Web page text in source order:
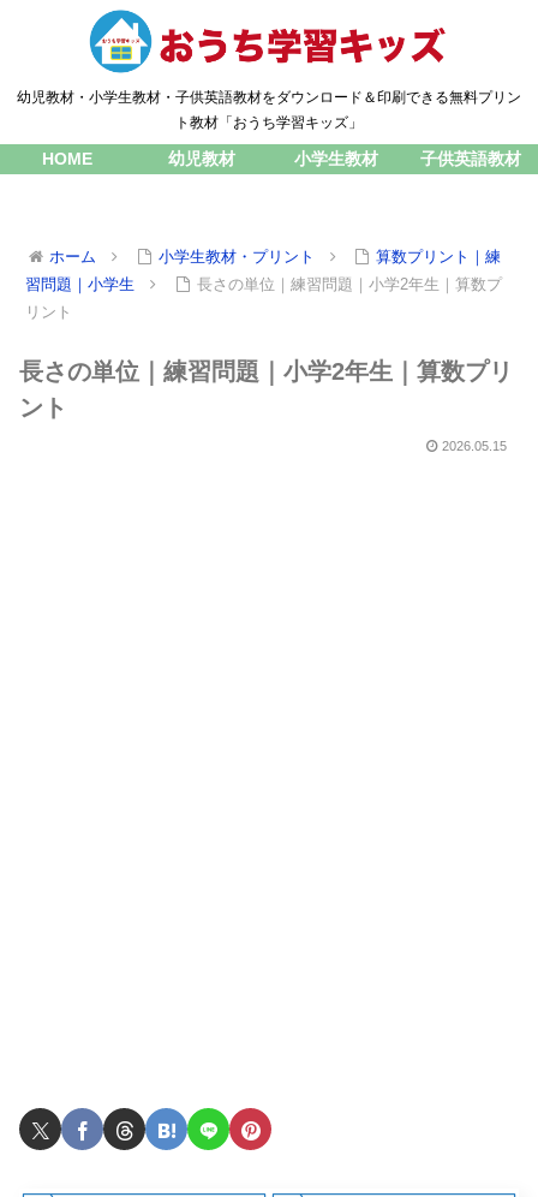
幼児教材・小学生教材・子供英語教材をダウンロード＆印刷できる無料プリン
ト教材「おうち学習キッズ」
HOME 幼児教材 小学生教材 子供英語教材
ホーム 小学生教材・プリント
算数プリント｜練
習問題｜小学生
長さの単位｜練習問題｜小学2年生｜算数プ
リント
長さの単位｜練習問題｜小学2年生｜算数プリ
ント
2026.05.15